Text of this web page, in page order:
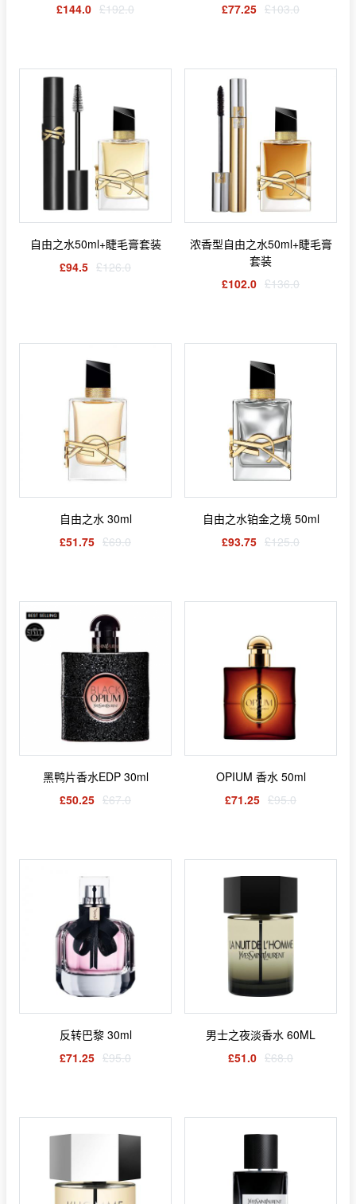
£144.0 £192.0
£77.25 £103.0
自由之水50ml+睫毛膏套装
£94.5 £126.0
浓香型自由之水50ml+睫毛膏
套装
£102.0 £136.0
自由之水 30ml
£51.75 £69.0
自由之水铂金之境 50ml
£93.75 £125.0
黑鸭片香水EDP 30ml
£50.25 £67.0
OPIUM 香水 50ml
£71.25 £95.0
反转巴黎 30ml
£71.25 £95.0
男士之夜淡香水 60ML
£51.0 £68.0